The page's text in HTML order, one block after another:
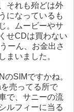
それも殆どは外
になっているも
。ムービーやサ
せCDは買わない
ーん、お金出さ
まいました。
SIMですかね。
売ってる所で
で、サニーの流
ルフィーに当る